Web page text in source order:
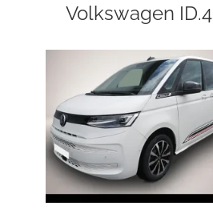
Volkswagen ID.4